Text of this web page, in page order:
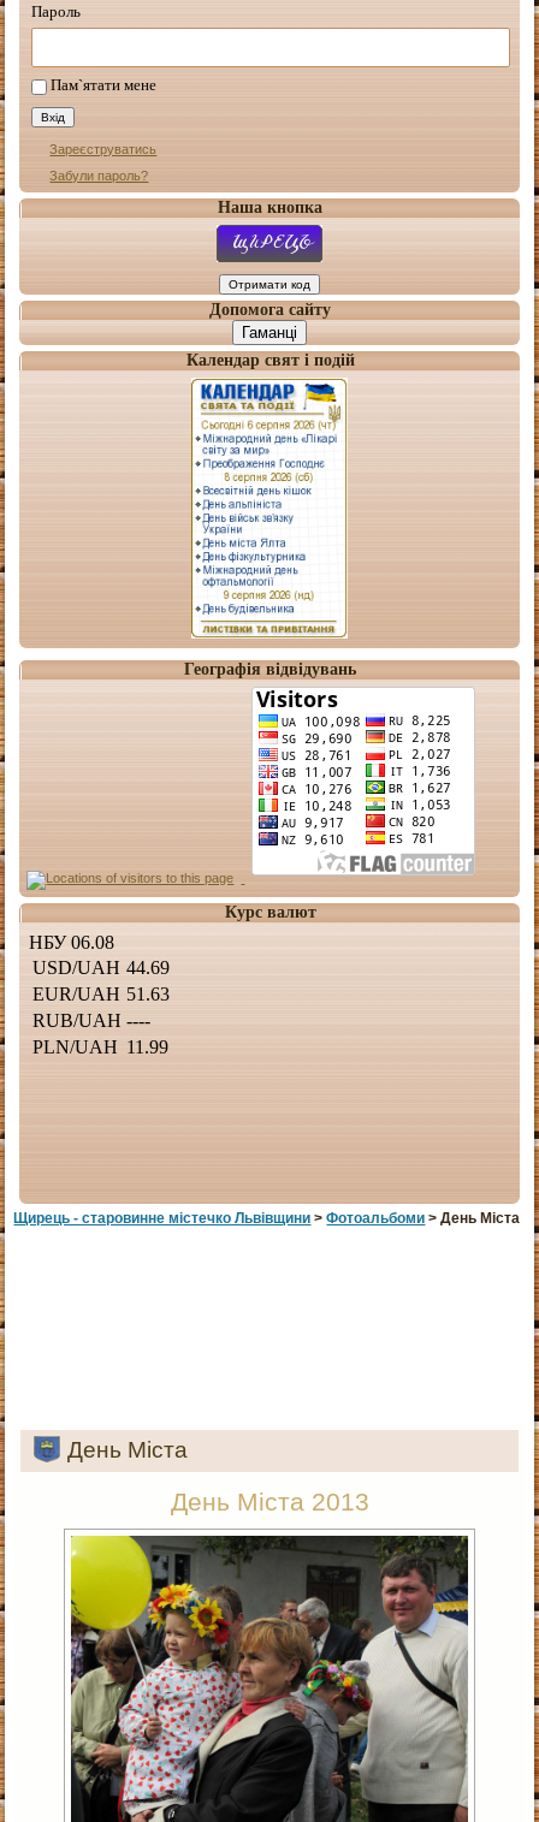
Пароль
Пам`ятати мене
Зареєструватись
Забули пароль?
Наша кнопка
Допомога сайту
Гаманці
Календар свят і подій
Географія відвідувань
Курс валют
Щирець - старовинне мiстечко Львiвщини >Фотоальбоми > День Міста
День Міста
День Міста 2013